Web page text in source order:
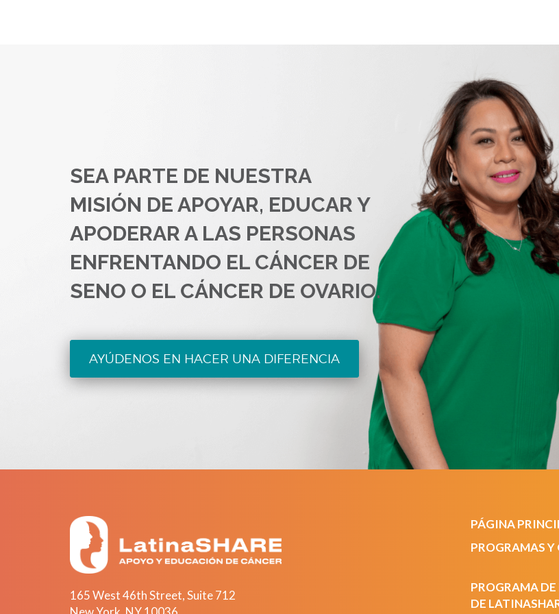
SEA PARTE DE NUESTRA
MISIÓN DE APOYAR, EDUCAR Y
APODERAR A LAS PERSONAS
ENFRENTANDO EL CÁNCER DE
SENO O EL CÁNCER DE OVARIO.
AYÚDENOS EN HACER UNA DIFERENCIA
165 West 46th Street, Suite 712
PÁGINA
PROGRAMAS Y
PROGRAMA
DE